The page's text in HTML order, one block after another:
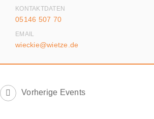
KONTAKTDATEN
05146 507 70
EMAIL
wieckie@wietze.de
Vorherige Events